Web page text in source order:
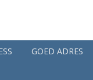
GOED ADRES